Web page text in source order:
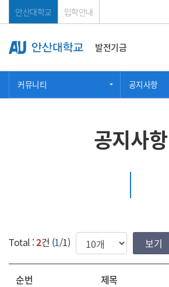
Skip Menu
안산대학교 입학안내
발전기금
커뮤니티 공지사항
공지사항
Total :2건 (1/1) 한번에 보여질 게시물 갯수
순번 제목